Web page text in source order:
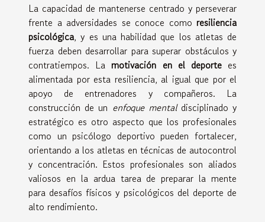
La capacidad de mantenerse centrado y perseverar
frente a adversidades se conoce como resiliencia
psicológica, y es una habilidad que los atletas de
fuerza deben desarrollar para superar obstáculos y
contratiempos. La motivación en el deportees
alimentada por esta resiliencia, al igual que por el
apoyo de entrenadores y compañeros. La
construcción de un enfoque mentaldisciplinado y
estratégico es otro aspecto que los profesionales
como un psicólogo deportivo pueden fortalecer,
orientando a los atletas en técnicas de autocontrol
y concentración. Estos profesionales son aliados
valiosos en la ardua tarea de preparar la mente
para desafíos físicos y psicológicos del deporte de
alto rendimiento.